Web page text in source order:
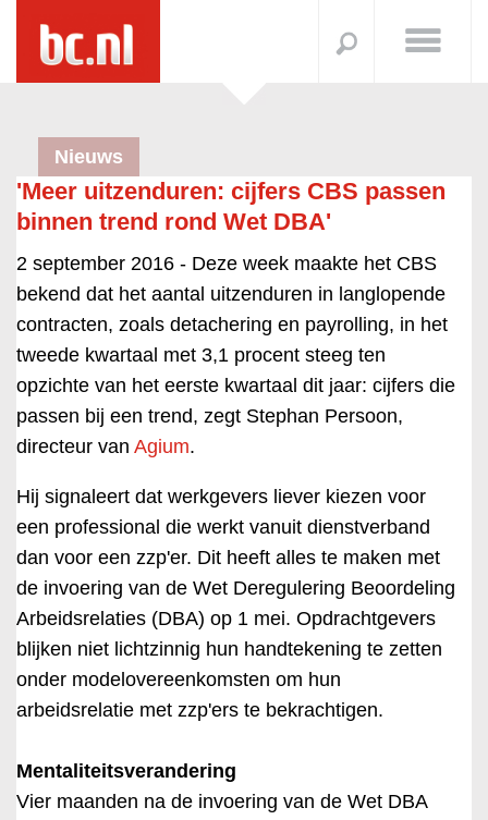
Nieuws
'Meer uitzenduren: cijfers CBS passen
binnen trend rond Wet DBA'
2 september 2016 - Deze week maakte het CBS
bekend dat het aantal uitzenduren in langlopende
contracten, zoals detachering en payrolling, in het
tweede kwartaal met 3,1 procent steeg ten
opzichte van het eerste kwartaal dit jaar: cijfers die
passen bij een trend, zegt Stephan Persoon,
directeur van Agium.
Hij signaleert dat werkgevers liever kiezen voor
een professional die werkt vanuit dienstverband
dan voor een zzp'er. Dit heeft alles te maken met
de invoering van de Wet Deregulering Beoordeling
Arbeidsrelaties (DBA) op 1 mei. Opdrachtgevers
blijken niet lichtzinnig hun handtekening te zetten
onder modelovereenkomsten om hun
arbeidsrelatie met zzp'ers te bekrachtigen.
Mentaliteitsverandering
Vier maanden na de invoering van de Wet DBA